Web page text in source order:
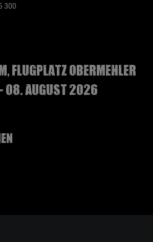
300
Flugplatz Obermehler
08. August 2026